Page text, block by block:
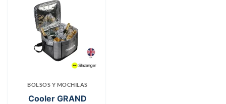
BOLSOS Y MOCHILAS
Cooler GRAND